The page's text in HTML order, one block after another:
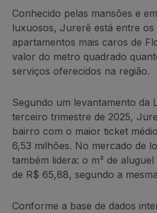
Conhecido pelas mansões e
luxuosos, Jurerê está entre
apartamentos mais caros de
valor do metro quadrado
serviços oferecidos na região.
Segundo um levantamento da
terceiro trimestre de 2025,
bairro com o maior ticket
6,53 milhões. No mercado de
também lidera: o m² de
de R$ 65,88, segundo a
Conforme a base de dados